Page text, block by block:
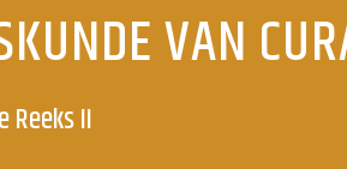
VAN
Reeks II